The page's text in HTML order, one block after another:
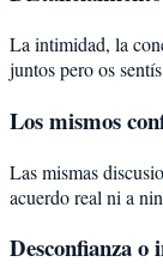
La intimidad, la
juntos pero os
Los mismos
Las mismas
acuerdo real ni a
Desconfianza o